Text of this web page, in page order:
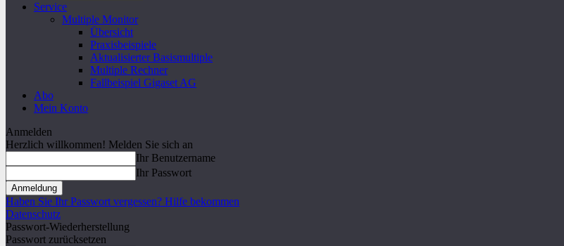
Service
Multiple Monitor
Übersicht
Praxisbeispiele
Aktualisierter Basismultiple
Multiple Rechner
Fallbeispiel Gigaset AG
Abo
Mein Konto
Anmelden
Herzlich willkommen! Melden Sie sich an
Ihr Benutzername
Ihr Passwort
Haben Sie Ihr Passwort vergessen? Hilfe bekommen
Datenschutz
Passwort-Wiederherstellung
Passwort zurücksetzen